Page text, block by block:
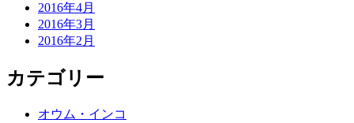
2016年4月
2016年3月
2016年2月
カテゴリー
オウム・インコ